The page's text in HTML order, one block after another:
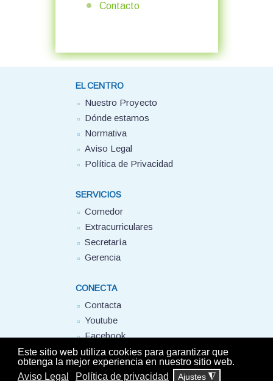
Este sitio web utiliza cookies para garantizar que
obtenga la mejor experiencia en nuestro sitio web.
Aviso Legal
Política de privacidad Ajustes ◮
Contacto
EL CENTRO
Nuestro Proyecto
Dónde estamos
Normativa
Aviso Legal
Política de Privacidad
SERVICIOS
Comedor
Extracurriculares
Secretaría
Gerencia
CONECTA
Contacta
Youtube
Facebook
FUHEM